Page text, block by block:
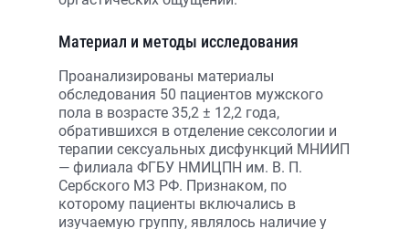
Материал и методы исследования
Проанализированы материалы
обследования 50 пациентов мужского
пола в возрасте 35,2 ± 12,2 года,
обратившихся в отделение сексологии и
терапии сексуальных дисфункций МНИИП
— филиала ФГБУ НМИЦПН им. В. П.
Сербского МЗ РФ. Признаком, по
которому пациенты включались в
изучаемую группу, являлось наличие у